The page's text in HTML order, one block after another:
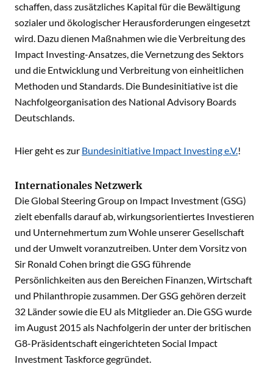
schaffen, dass zusätzliches Kapital für die Bewältigung
sozialer und ökologischer Herausforderungen eingesetzt
wird. Dazu dienen Maßnahmen wie die Verbreitung des
Impact Investing-Ansatzes, die Vernetzung des Sektors
und die Entwicklung und Verbreitung von einheitlichen
Methoden und Standards. Die Bundesinitiative ist die
Nachfolgeorganisation des National Advisory Boards
Deutschlands.
Hier geht es zur Bundesinitiative Impact Investing e.V.!
Internationales Netzwerk
Die Global Steering Group on Impact Investment (GSG)
zielt ebenfalls darauf ab, wirkungsorientiertes Investieren
und Unternehmertum zum Wohle unserer Gesellschaft
und der Umwelt voranzutreiben. Unter dem Vorsitz von
Sir Ronald Cohen bringt die GSG führende
Persönlichkeiten aus den Bereichen Finanzen, Wirtschaft
und Philanthropie zusammen. Der GSG gehören derzeit
32 Länder sowie die EU als Mitglieder an. Die GSG wurde
im August 2015 als Nachfolgerin der unter der britischen
G8-Präsidentschaft eingerichteten Social Impact
Investment Taskforce gegründet.